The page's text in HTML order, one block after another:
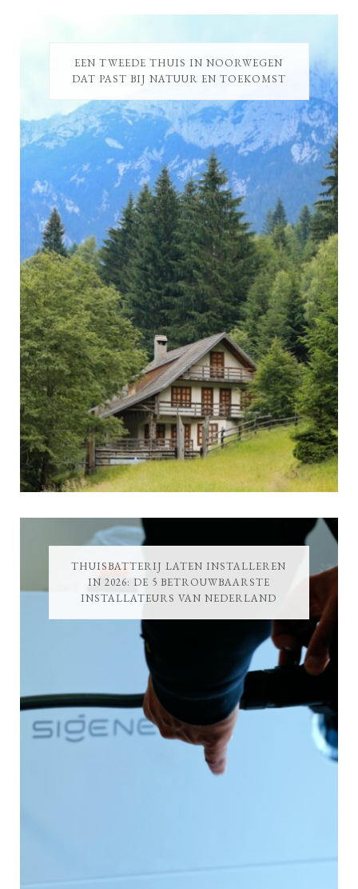
EEN TWEEDE THUIS IN NOORWEGEN
DAT PAST BIJ NATUUR EN TOEKOMST
THUISBATTERIJ LATEN INSTALLEREN
IN 2026: DE 5 BETROUWBAARSTE
INSTALLATEURS VAN NEDERLAND